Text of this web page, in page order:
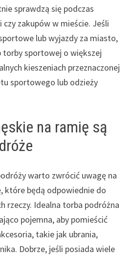
sprawdzą się podczas
zakupów w mieście. Jeśli
lub wyjazdy za miasto,
sportowej o większej
kieszeniach przeznaczonej
sportowego lub odzieży
na ramię są
warto zwrócić uwagę na
które będą odpowiednie do
rzeczy. Idealna torba podróżna
pojemna, aby pomieścić
takie jak ubrania,
Dobrze, jeśli posiada wiele